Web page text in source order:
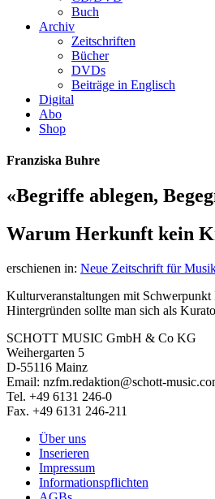
Buch
Archiv
Zeitschriften
Bücher
DVDs
Beiträge in Englisch
Digital
Abo
Shop
Franziska Buhre
«Begriffe ablegen,
Warum Herkunft kein
erschienen in: Neue Zeitschrift für
Kulturveranstaltungen mit
Hintergründen sollte man sich als
SCHOTT MUSIC GmbH & Co KG
Weihergarten 5
D-55116 Mainz
Email: nzfm.redaktion@schott-
Tel. +49 6131 246-0
Fax. +49 6131 246-211
Über uns
Inserieren
Impressum
Informationspflichten